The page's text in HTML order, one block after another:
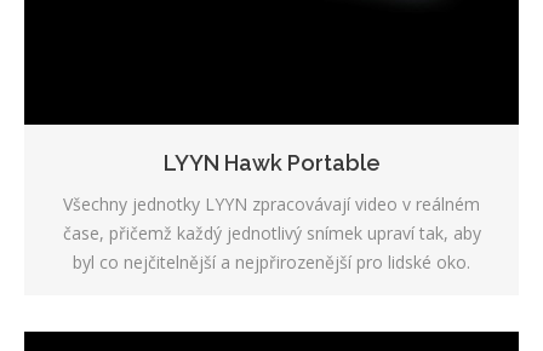
LYYN Hawk Portable
Všechny jednotky LYYN zpracovávají video v reálném
čase, přičemž každý jednotlivý snímek upraví tak, aby
byl co nejčitelnější a nejpřirozenější pro lidské oko.